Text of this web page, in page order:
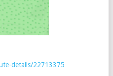
details/22713375